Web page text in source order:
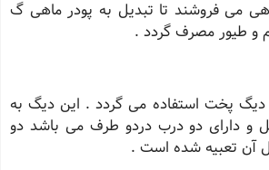
مى فروشند تا تبدیل به پودر ماهى گ
و طیور مصرف گردد .
پخت استفاده مى گردد . این دیگ به
داراى دو درب دردو طرف مى باشد دو
آن تعبیه شده است .